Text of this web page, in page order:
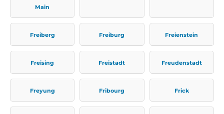
Main
Freiberg Freiburg Freienstein
Freising Freistadt Freudenstadt
Freyung Fribourg Frick